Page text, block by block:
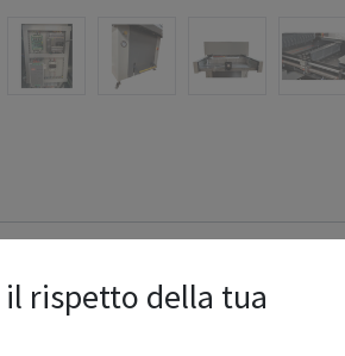
rispetto della tua